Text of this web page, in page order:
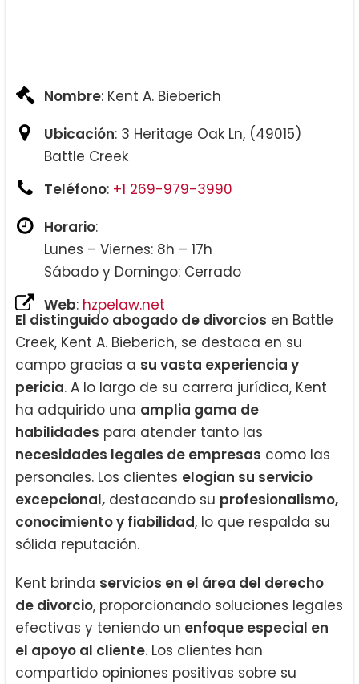
Nombre: Kent A. Bieberich
Ubicación: 3 Heritage Oak Ln, (49015)
Battle Creek
Teléfono: +1 269-979-3990
Horario:
Lunes – Viernes: 8h – 17h
Sábado y Domingo: Cerrado
Web: hzpelaw.net
El distinguido abogado de divorcios en Battle
Creek, Kent A. Bieberich, se destaca en su
campo gracias a su vasta experiencia y
pericia. A lo largo de su carrera jurídica, Kent
ha adquirido una amplia gama de
habilidades para atender tanto las
necesidades legales de empresas como las
personales. Los clientes elogian su servicio
excepcional, destacando su profesionalismo,
conocimiento y fiabilidad, lo que respalda su
sólida reputación.
Kent brinda servicios en el área del derecho
de divorcio, proporcionando soluciones legales
efectivas y teniendo un enfoque especial en
el apoyo al cliente. Los clientes han
compartido opiniones positivas sobre su